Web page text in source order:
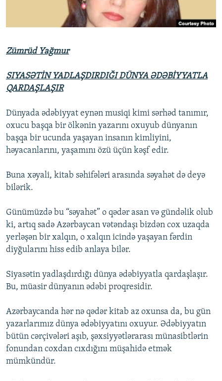
İSLAM VƏ DEMOKRATIYA
İZ - MƏDƏNIYYƏT PROQRAMI
PEŞƏ ETIKASI VƏ JURNALISTIKA STANDARTLARIMIZ
MATERIALLARIMIZDAN ISTIFADƏ
BIZIMLƏ ƏLAQƏ
XƏBƏR BÜLLETENLƏRIMIZ
Zümrüd Yağmur
SIYASƏTİN YADLAŞDIRDIĞI DÜNYA ƏDƏBİYYATLA
QARDAŞLAŞIR
Dünyada ədəbiyyat eynən musiqi kimi sərhəd tanımır,
oxucu başqa bir ölkənin yazarını oxuyub dünyanın
başqa bir ucunda yaşayan insanın kimliyini,
həyacanlarını, yaşamını özü üçün kəşf edir.
Buna xəyali, kitab səhifələri arasında səyahət də deyə
bilərik.
Günümüzdə bu “səyahət” o qədər asan və gündəlik olub
ki, artıq sadə Azərbaycan vətəndaşı bizdən cox uzaqda
yerləşən bir xalqın, o xalqın icində yaşayan fərdin
diyğularını hiss edib anlaya bilər.
Siyasətin yadlaşdırdığı dünya ədəbiyyatla qardaşlaşır.
Bu, müasir dünyanın ədəbi proqresidir.
Azərbaycanda hər nə qədər kitab az oxunsa da, bu gün
yazarlarımız dünya ədəbiyyatını oxuyur. Ədəbiyyatın
bütün cərçivələri aşıb, şəxsiyyətlərarası münasibtlərin
fonundan coxdan cıxdığını müşahidə etmək
mümkündür.